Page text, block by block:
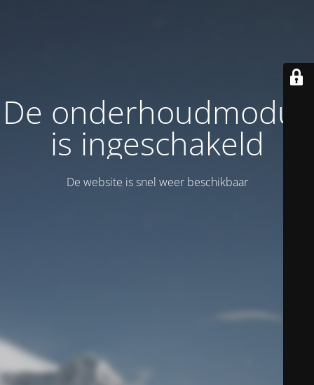
De onderhoudmodus
is ingeschakeld
De website is snel weer beschikbaar